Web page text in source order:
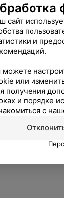
сайт
и
можете
или
получения
и порядке
с